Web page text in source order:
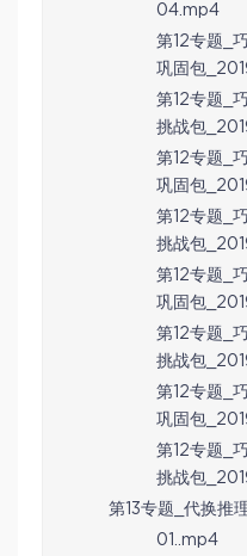
04.mp4
第12专题_
巩固包
第12专题_
挑战包
第12专题_
巩固包
第12专题_
挑战包
第12专题_
巩固包
第12专题_
挑战包
第12专题_
巩固包
第12专题_
挑战包
第13专题_代换推
01..mp4